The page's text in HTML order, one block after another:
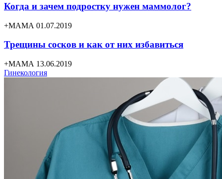
Когда и зачем подростку нужен маммолог?
+МАМА 01.07.2019
Трещины сосков и как от них избавиться
+МАМА 13.06.2019
Гинекология